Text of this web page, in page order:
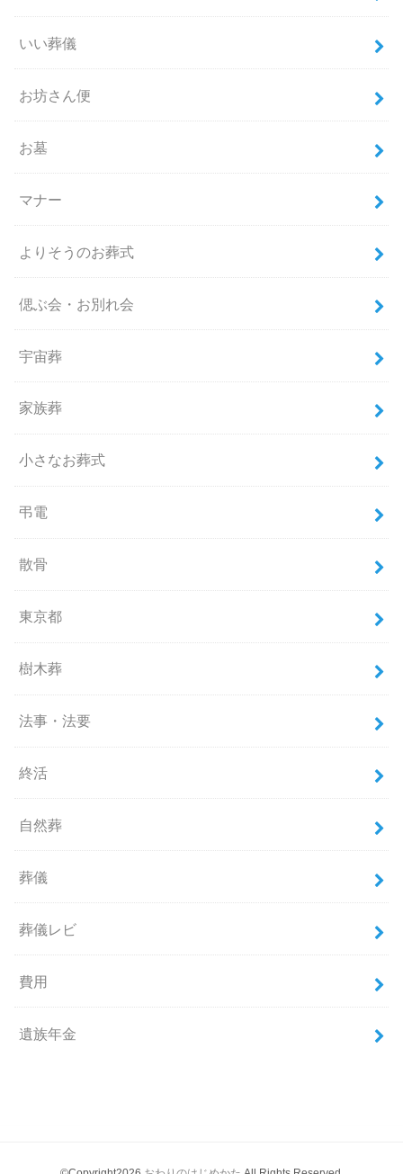
いい葬儀
お坊さん便
お墓
マナー
よりそうのお葬式
偲ぶ会・お別れ会
宇宙葬
家族葬
小さなお葬式
弔電
散骨
東京都
樹木葬
法事・法要
終活
自然葬
葬儀
葬儀レビ
費用
遺族年金